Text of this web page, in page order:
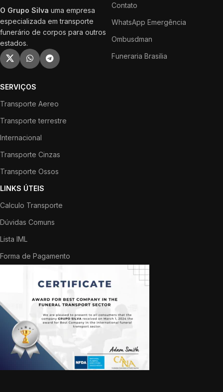
O Grupo Silva uma empresa
especializada em transporte
funerário de corpos para outros
estados.
Contato
WhatsApp Emergência
Ombusdman
Funeraria Brasilia
SERVIÇOS
Transporte Aereo
Transporte terrestre
Internacional
Transporte Cinzas
Transporte Ossos
LINKS ÚTEIS
Calculo Transporte
Dúvidas Comuns
Lista IML
Forma de Pagamento